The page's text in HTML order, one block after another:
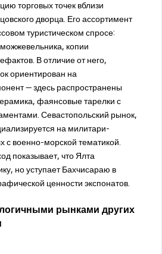
торговых точек вблизи
дворца. Его ассортимент
туристическом спросе:
копии
В отличие от него,
ориентирован на
— здесь распространены
фаянсовые тарелки с
Севастопольский рынок,
на милитари-
с военно-морской тематикой.
показывает, что Ялта
но уступает Бахчисараю в
ценности экспонатов.
рынками других